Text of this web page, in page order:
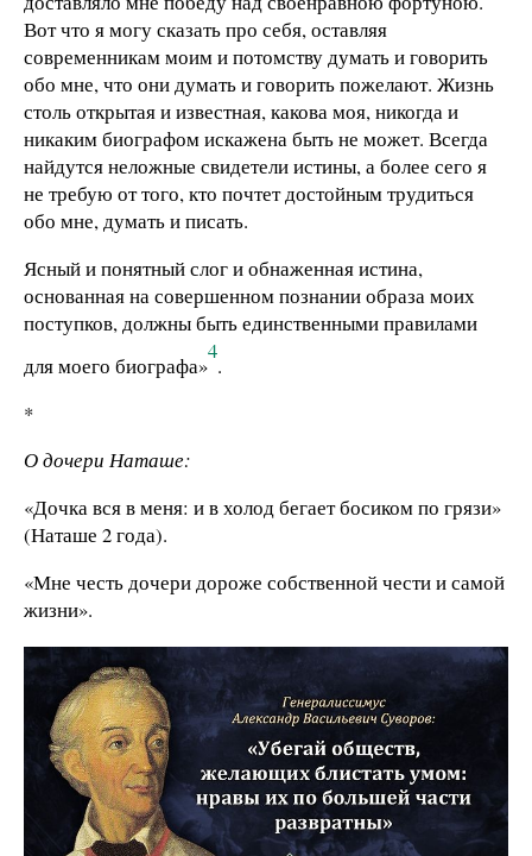
Вот что я могу сказать про себя, оставляя
современникам моим и потомству думать и говорить
обо мне, что они думать и говорить пожелают. Жизнь
столь открытая и известная, какова моя, никогда и
никаким биографом искажена быть не может. Всегда
найдутся неложные свидетели истины, а более сего я
не требую от того, кто почтет достойным трудиться
обо мне, думать и писать.
Ясный и понятный слог и обнаженная истина,
основанная на совершенном познании образа моих
поступков, должны быть единственными правилами
для моего биографа»
4
.
*
О дочери Наташе:
«Дочка вся в меня: и в холод бегает босиком по грязи»
(Наташе 2 года).
«Мне честь дочери дороже собственной чести и самой
жизни».